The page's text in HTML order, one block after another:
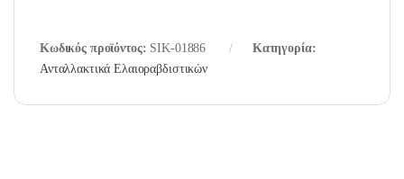
Κωδικός προϊόντος: SIK-01886
Κατηγορία:
Ανταλλακτικά Ελαιοραβδιστικών